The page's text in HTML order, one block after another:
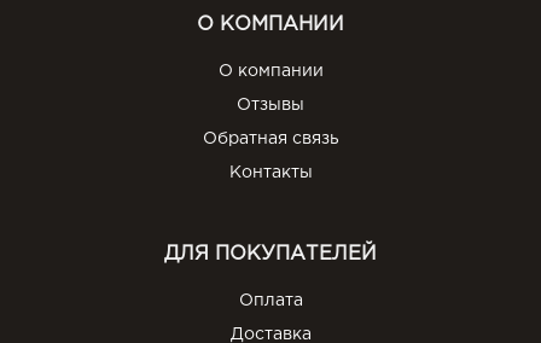
О КОМПАНИИ
О компании
Отзывы
Обратная связь
Контакты
ДЛЯ ПОКУПАТЕЛЕЙ
Оплата
Доставка